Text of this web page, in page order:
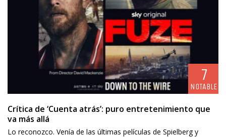
7
NOTABLE
Crítica de ‘Cuenta atrás’: puro entretenimiento que
va más allá
Lo reconozco. Venía de las últimas películas de Spielberg y